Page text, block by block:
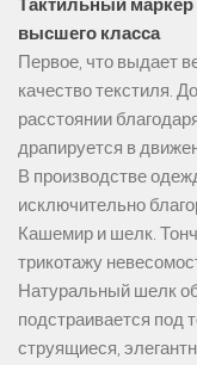
Тактильный
высшего класса
Первое, что выдает
качество текстиля.
расстоянии
драпируется в
В производстве
исключительно
Кашемир и шелк.
трикотажу
Натуральный шелк
подстраивается под
струящиеся,